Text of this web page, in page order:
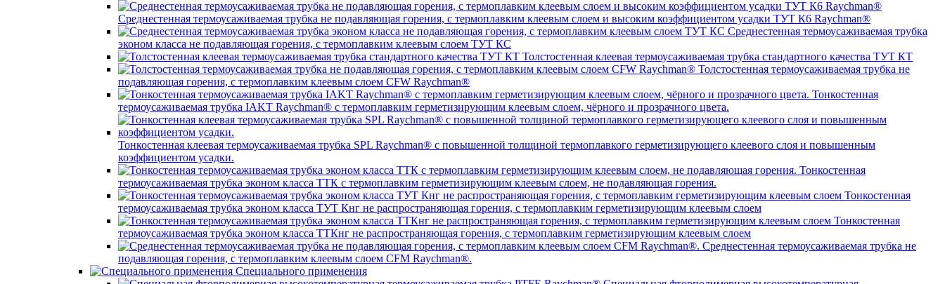
Среднестенная термоусаживаемая трубка не подавляющая горения, с термоплавким клеевым слоем и высоким коэффициентом усадки ТУТ К6 Raychman®
Среднестенная термоусаживаемая трубка
эконом класса не подавляющая горения, с термоплавким клеевым слоем ТУТ КС
Толстостенная клеевая термоусаживаемая трубка стандартного качества ТУТ КТ
Толстостенная термоусаживаемая трубка не
подавляющая горения, с термоплавким клеевым слоем CFW Raychman®
Тонкостенная
термоусаживаемая трубка IAKT Raychman® с термоплавким герметизирующим клеевым слоем, чёрного и прозрачного цвета.
Тонкостенная клеевая термоусаживаемая трубка SPL Raychman® с повышенной толщиной термоплавкого герметизирующего клеевого слоя и повышенным
коэффициентом усадки.
Тонкостенная
термоусаживаемая трубка эконом класса ТТК с термоплавким герметизирующим клеевым слоем, не подавляющая горения.
Тонкостенная
термоусаживаемая трубка эконом класса ТУТ Кнг не распространяющая горения, с термоплавким герметизирующим клеевым слоем
Тонкостенная
термоусаживаемая трубка эконом класса ТТКнг не распространяющая горения, с термоплавким герметизирующим клеевым слоем
Среднестенная термоусаживаемая трубка не
подавляющая горения, с термоплавким клеевым слоем CFM Raychman®.
Специального применения